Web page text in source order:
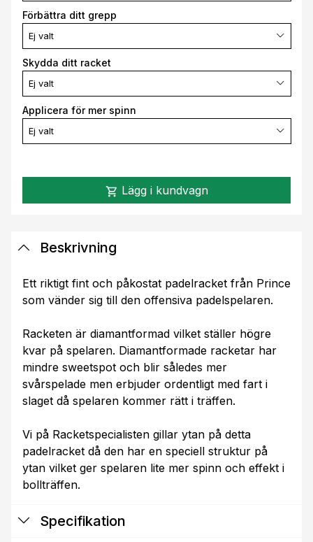
Förbättra ditt grepp
Ej valt
Skydda ditt racket
Ej valt
Applicera för mer spinn
Ej valt
shopping_cart Lägg i kundvagn
Beskrivning
Ett riktigt fint och påkostat padelracket från Prince
som vänder sig till den offensiva padelspelaren.
Racketen är diamantformad vilket ställer högre
kvar på spelaren. Diamantformade racketar har
mindre sweetspot och blir således mer
svårspelade men erbjuder ordentligt med fart i
slaget då spelaren kommer rätt i träffen.
Vi på Racketspecialisten gillar ytan på detta
padelracket då den har en speciell struktur på
ytan vilket ger spelaren lite mer spinn och effekt i
bollträffen.
Specifikation